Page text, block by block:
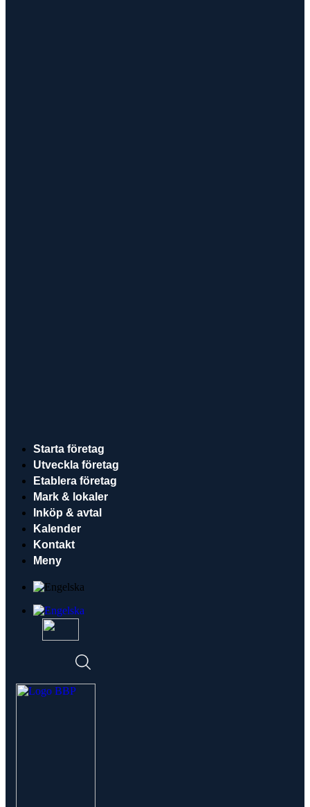
Starta företag
Utveckla företag
Etablera företag
Mark & lokaler
Inköp & avtal
Kalender
Kontakt
Meny